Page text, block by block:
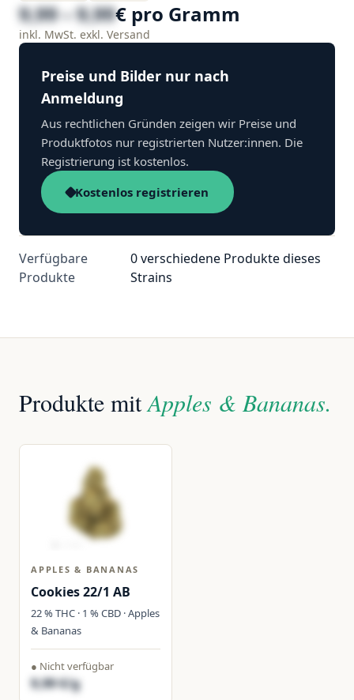
9,99 – 9,99€ pro Gramm
inkl. MwSt. exkl. Versand
Preise und Bilder nur nach
Anmeldung
Aus rechtlichen Gründen zeigen wir Preise und
Produktfotos nur registrierten Nutzer:innen. Die
Registrierung ist kostenlos.
Kostenlos registrieren
Verfügbare
Produkte
0 verschiedene Produkte dieses
Strains
Produkte mitApples & Bananas.
APPLES & BANANAS
Cookies 22/1 AB
22 % THC · 1 % CBD · Apples
& Bananas
● Nicht verfügbar
9,99 €/g